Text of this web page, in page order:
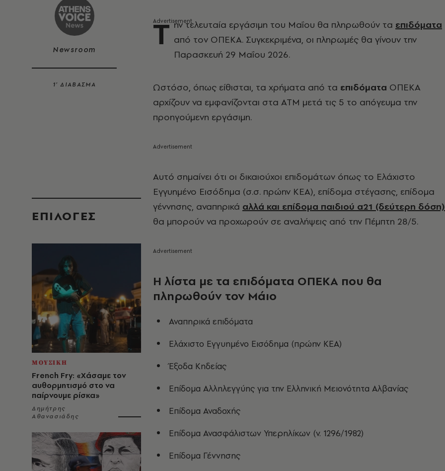
Newsroom
1’ ΔΙΑΒΑΣΜΑ
EΠΙΛΟΓΈΣ
ΜΟΥΣΙΚΗ
French Fry: «Χάσαμε τον
αυθορμητισμό στο να
παίρνουμε ρίσκα»
Δημήτρης
Αθανασιάδης
Τ ην τελευταία εργάσιμη του Μαΐου θα πληρωθούν τα επιδόματα
από τον ΟΠΕΚΑ. Συγκεκριμένα, οι πληρωμές θα γίνουν την
Παρασκευή 29 Μαΐου 2026.
Ωστόσο, όπως είθισται, τα χρήματα από τα επιδόματα ΟΠΕΚΑ
αρχίζουν να εμφανίζονται στα ΑΤΜ μετά τις 5 το απόγευμα την
προηγούμενη εργάσιμη.
Αυτό σημαίνει ότι οι δικαιούχοι επιδομάτων όπως το Ελάχιστο
Εγγυημένο Εισόδημα (σ.σ. πρώην ΚΕΑ), επίδομα στέγασης, επίδομα
γέννησης, αναπηρικά αλλά και επίδομα παιδιού α21 (δεύτερη δόση)
θα μπορούν να προχωρούν σε αναλήψεις από την Πέμπτη 28/5.
Η λίστα με τα επιδόματα ΟΠΕΚΑ που θα
πληρωθούν τον Μάιο
Αναπηρικά επιδόματα
Ελάχιστο Εγγυημένο Εισόδημα (πρώην ΚΕΑ)
Έξοδα Κηδείας
Επίδομα Αλληλεγγύης για την Ελληνική Μειονότητα Αλβανίας
Επίδομα Αναδοχής
Επίδομα Ανασφάλιστων Υπερηλίκων (ν. 1296/1982)
Επίδομα Γέννησης